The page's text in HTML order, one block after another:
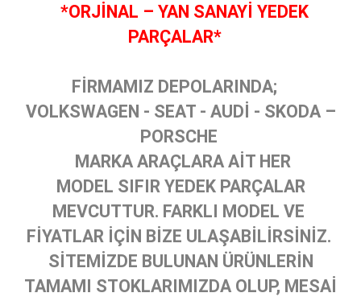
*ORJİNAL – YAN SANAYİ YEDEK
PARÇALAR*
FİRMAMIZ DEPOLARINDA;
VOLKSWAGEN - SEAT - AUDİ - SKODA –
PORSCHE
MARKA ARAÇLARA AİT HER
MODEL SIFIR YEDEK PARÇALAR
MEVCUTTUR. FARKLI MODEL VE
FİYATLAR İÇİN BİZE ULAŞABİLİRSİNİZ.
SİTEMİZDE BULUNAN ÜRÜNLERİN
TAMAMI STOKLARIMIZDA OLUP, MESAİ